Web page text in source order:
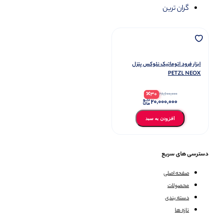
گران ترین
ابزار فرود اتوماتیک نئوکس پتزل
PETZL NEOX
افزودن به سبد
28,600,000
30
20,000,000
دسترسی های سریع
صفحه اصلی
محصولات
دسته بندی
تازه ها